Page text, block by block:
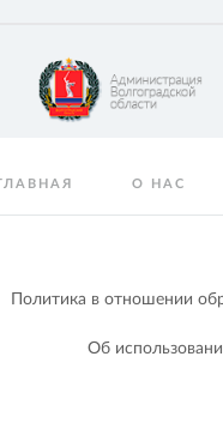
ГЛАВНАЯ О НАС
Политика в отношении
Об